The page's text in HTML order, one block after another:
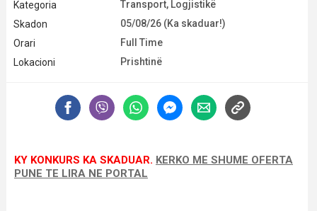
Kategoria
Transport, Logjistikë
Skadon
05/08/26 (Ka skaduar!)
Orari
Full Time
Lokacioni
Prishtinë